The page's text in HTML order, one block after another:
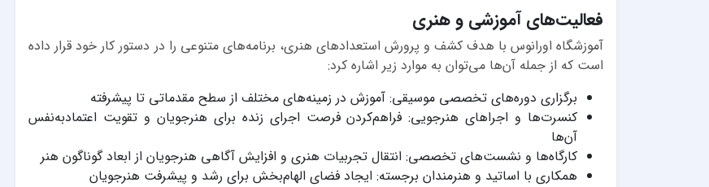
فعالیت‌های آموزشی و هنری
آموزشگاه اورانوس با هدف کشف و پرورش استعدادهای هنری، برنامه‌های متنوعی را در دستور کار خود قرار داده
است که از جمله آن‌ها می‌توان به موارد زیر اشاره کرد:
برگزاری دوره‌های تخصصی موسیقی: آموزش در زمینه‌های مختلف از سطح مقدماتی تا پیشرفته
کنسرت‌ها و اجراهای هنرجویی: فراهم‌کردن فرصت اجرای زنده برای هنرجویان و تقویت اعتمادبه‌نفس
آن‌ها
کارگاه‌ها و نشست‌های تخصصی: انتقال تجربیات هنری و افزایش آگاهی هنرجویان از ابعاد گوناگون هنر
همکاری با اساتید و هنرمندان برجسته: ایجاد فضای الهام‌بخش برای رشد و پیشرفت هنرجویان